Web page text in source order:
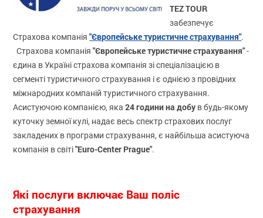
TEZ TOUR
забезпечує
Страхова компанія"Європейське туристичне страхування".
Страхова компанія"Європейське туристичне страхування"-
єдина в Україні страхова компанія зі спеціалізацією в
сегменті туристичного страхування і є однією з провідних
міжнародних компаній туристичного страхування.
Асистуючою компанією, яка24 години на добу в будь-якому
куточку земної кулі, надає весь спектр страхових послуг
закладених в програми страхування, є найбільша асистуюча
компанія в світі"Euro-Center Prague".
Які послуги включає Ваш поліс
страхування